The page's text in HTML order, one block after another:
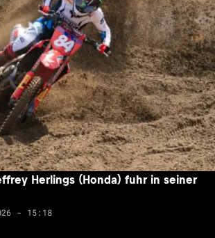
Herlings (Honda) fuhr in seiner
- 15:18